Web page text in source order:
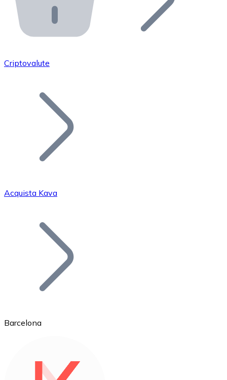
API Bitnovo
Integra la nostra API nel tuo ecosistema.
Unisciti alla nostra rete di rivenditori e
Aggiungi il token del tuo progetto al nostro servizio di
Bitcoin
Ethereum
Criptovalute
Acquista Kava
Barcelona